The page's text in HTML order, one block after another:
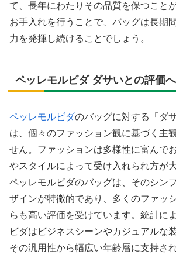
て、長年にわたりその品質を保つこと
お手入れを行うことで、バッグは長期
力を発揮し続けることでしょう。
ペッレモルビダ ダサいとの評価
ペッレモルビダのバッグに対する「ダ
は、個々のファッション観に基づく主
せん。ファッションは多様性に富んで
やスタイルによって受け入れられ方が
ペッレモルビダのバッグは、そのシン
ザインが特徴的であり、多くのファッ
らも高い評価を受けています。統計に
ビダはビジネスシーンやカジュアルな
その汎用性から幅広い年齢層に支持さ